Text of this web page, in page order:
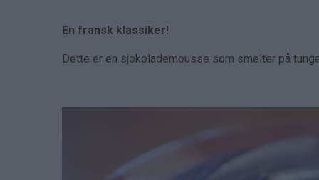
En fransk klassiker!
Dette er en sjokolademousse som smelter på